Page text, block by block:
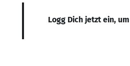
Logg Dich jetzt ein,